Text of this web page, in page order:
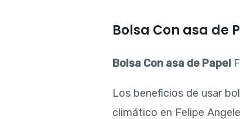
Bolsa Con asa de
Bolsa Con asa de Papel
Los beneficios de usar
climático en Felipe